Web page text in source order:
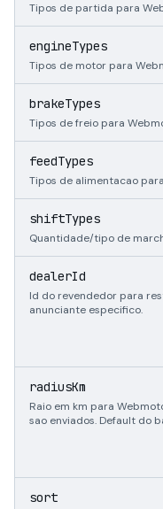
Tipos de partida para
engineTypes
Tipos de motor para
brakeTypes
Tipos de freio para
feedTypes
Tipos de alimentacao
shiftTypes
Quantidade/tipo de
dealerId
Id do revendedor para
anunciante especifico.
radiusKm
Raio em km para
sao enviados. Default do
sort